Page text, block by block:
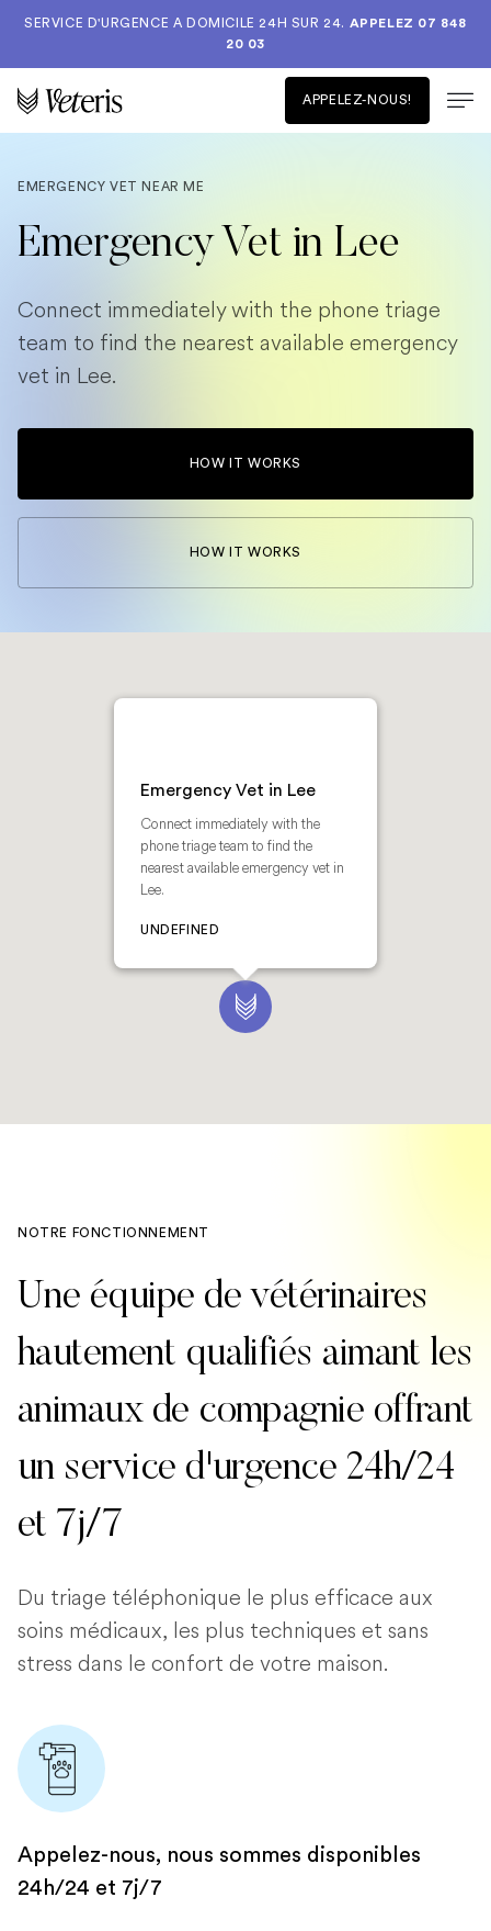
SERVICE D'URGENCE A DOMICILE 24H SUR 24. APPELEZ 07 848
20 03
APPELEZ-NOUS!
EMERGENCY VET NEAR ME
Emergency Vet in Lee
Connect immediately with the phone triage
team to find the nearest available emergency
vet in Lee.
HOW IT WORKS
HOW IT WORKS
Emergency Vet in Lee
Connect immediately with the
phone triage team to find the
nearest available emergency vet in
Lee.
UNDEFINED
NOTRE FONCTIONNEMENT
Une équipe de vétérinaires
hautement qualifiés aimant les
animaux de compagnie offrant
un service d'urgence 24h/24
et 7j/7
Du triage téléphonique le plus efficace aux
soins médicaux, les plus techniques et sans
stress dans le confort de votre maison.
Appelez-nous, nous sommes disponibles
24h/24 et 7j/7